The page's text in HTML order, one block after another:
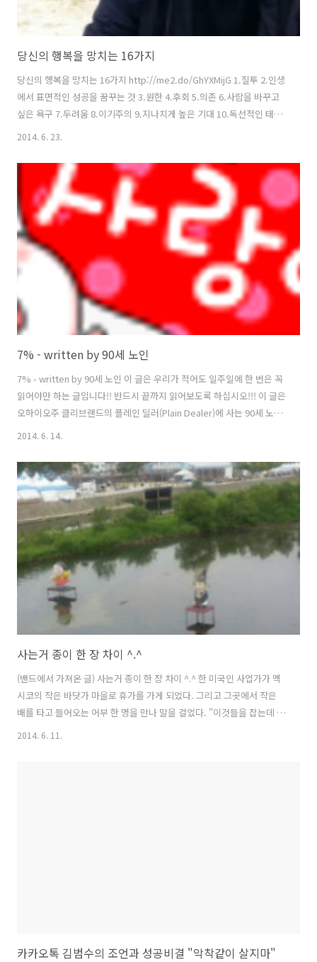
당신의 행복을 망치는 16가지
당신의 행복을 망치는 16가지 http://me2.do/GhYXMijG 1.질투 2.인생
에서 표면적인 성공을 꿈꾸는 것 3.원한 4.후회 5.의존 6.사람을 바꾸고
싶은 욕구 7.두려움 8.이기주의 9.지나치게 높은 기대 10.독선적인 태도
11.과거로 돌아가고 싶은 마음 12.정직하지 못한 마음 13.물질에 의존하
이자 작가인 렉시 헤릭의 글을 번역, 편집한 것입니다.
2014. 6. 23.
7% - written by 90세 노인
7% - written by 90세 노인 이 글은 우리가 적어도 일주일에 한 번은 꼭
읽어야만 하는 글입니다!! 반드시 끝까지 읽어보도록 하십시오!!! 이 글은
오하이오주 클리브랜드의 플레인 딜러(Plain Dealer)에 사는 90세 노인
인 레지나 브렛(Regina Brett)이 쓴 글입니다. “나이가 들어가는 것을
적었다. 그 글이 내가 인생에서 지금까지 썼던 가장 유용한 칼럼이다. 내
나이는 이제 8월이면 90이 넘는다. 그래서 이 시점에 다시 한 번 그 칼럼
을 게재한다.“ 1. 인생은 공평하지 않습니다. 하지만 그렇다 하더라도 여
전히 인생은 좋습니다. 2. 의심이 들 때는 그저 약간만 앞으로 전진하십시
오. 3. 인생은 매우 짧..
2014. 6. 14.
사는거 종이 한 장 차이 ^.^
(밴드에서 가져온 글) 사는거 종이 한 장 차이 ^.^ 한 미국인 사업가가 멕
시코의 작은 바닷가 마을로 휴가를 가게 되었다. 그리고 그곳에서 작은
배를 타고 들어오는 어부 한 명을 만나 말을 걸었다. "이것들을 잡는데 얼
마나 걸리셨어요?" "많이 안 걸렸수다." "그럼 더 많이 잡을 수도 있었겠
2014. 6. 11.
카카오톡 김범수의 조언과 성공비결 "악착같이 살지마"